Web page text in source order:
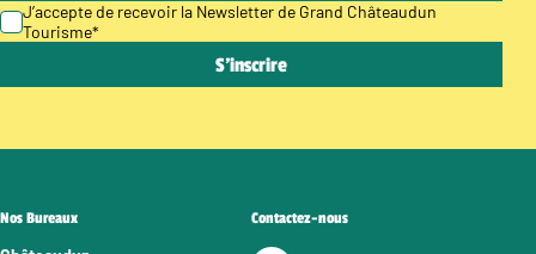
J’accepte de recevoir la Newsletter de Grand Châteaudun
Tourisme*
Nos Bureaux Contactez-nous